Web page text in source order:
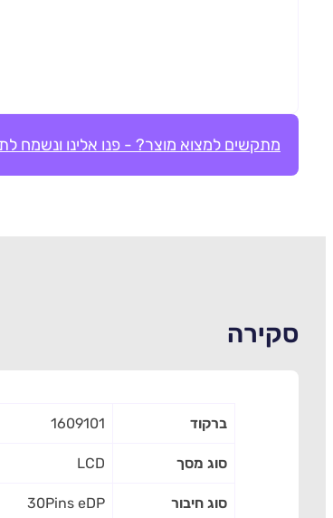
מתקשים למצוא מוצר? - פנו אלינו ונשמח
סקירה
ברקוד 1609101
סוג מסך LCD
סוג חיבור 30Pins eDP